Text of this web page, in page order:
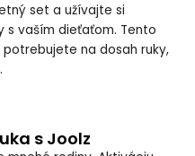
set a užívajte si
s vaším dieťaťom. Tento
na dosah ruky,
s Joolz